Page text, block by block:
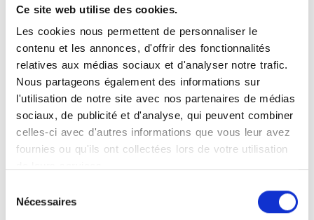
Ce site web utilise des cookies.
Les cookies nous permettent de personnaliser le
contenu et les annonces, d'offrir des fonctionnalités
relatives aux médias sociaux et d'analyser notre trafic.
Nous partageons également des informations sur
l'utilisation de notre site avec nos partenaires de médias
sociaux, de publicité et d'analyse, qui peuvent combiner
celles-ci avec d'autres informations que vous leur avez
fournies ou qu'ils ont collectées lors de votre utilisation
Nécessaires
équipements numériques performants.
La radiographie, rapide et fiable, est
réalisée dans un cadre professionnel et
rassurant. Les radiologues surspécialisés
de Saint-Jean garantissent un diagnostic
précis et un suivi attentif.
Votre examen radiographique à
La radiographie est une méthode simple